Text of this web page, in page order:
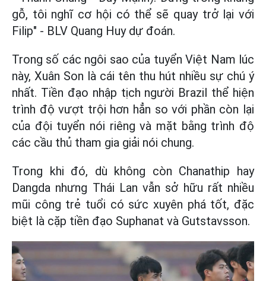
gỗ, tôi nghĩ cơ hội có thể sẽ quay trở lại với
Filip" - BLV Quang Huy dự đoán.
Trong số các ngôi sao của tuyển Việt Nam lúc
này, Xuân Son là cái tên thu hút nhiều sự chú ý
nhất. Tiền đạo nhập tịch người Brazil thể hiện
trình độ vượt trội hơn hẳn so với phần còn lại
của đội tuyển nói riêng và mặt bằng trình độ
các cầu thủ tham gia giải nói chung.
Trong khi đó, dù không còn Chanathip hay
Dangda nhưng Thái Lan vẫn sở hữu rất nhiều
mũi công trẻ tuổi có sức xuyên phá tốt, đặc
biệt là cặp tiền đạo Suphanat và Gutstavsson.